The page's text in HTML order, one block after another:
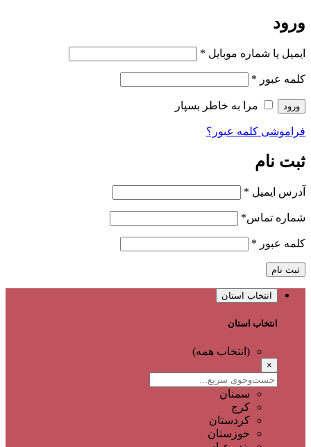
ورود
ایمیل یا شماره موبایل *
کلمه عبور *
ورود مرا به خاطر بسپار
فراموشی کلمه عبور؟
ثبت نام
آدرس ایمیل *
شماره تماس*
کلمه عبور *
ثبت نام
انتخاب استان
انتخاب استان
(انتخاب همه)
×
سمنان
کرج
کردستان
خوزستان